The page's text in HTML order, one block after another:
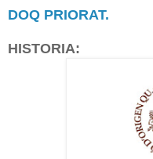
DOQ PRIORAT.
HISTORIA: